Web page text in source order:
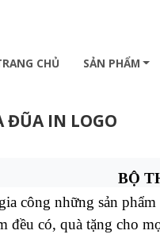
CHỦ SẢN PHẨM
ĐŨA IN LOGO
BỘ
công những sản
có, quà tặng cho